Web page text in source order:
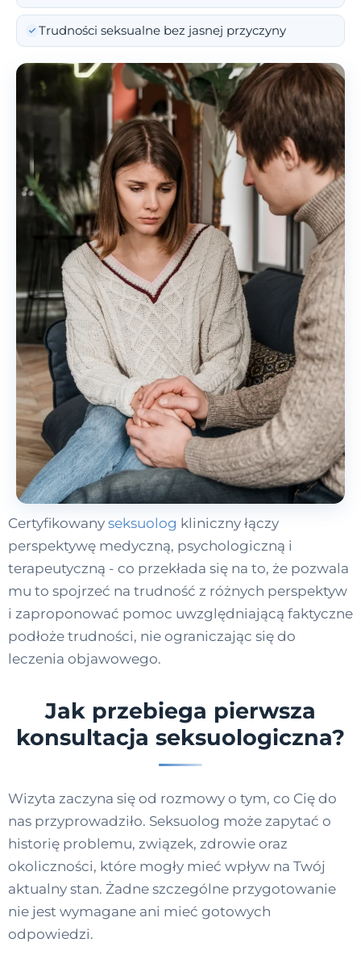
Trudności seksualne bez jasnej przyczyny
Certyfikowany seksuolog kliniczny łączy
perspektywę medyczną, psychologiczną i
terapeutyczną - co przekłada się na to, że pozwala
mu to spojrzeć na trudność z różnych perspektyw
i zaproponować pomoc uwzględniającą faktyczne
podłoże trudności, nie ograniczając się do
leczenia objawowego.
Jak przebiega pierwsza
konsultacja seksuologiczna?
Wizyta zaczyna się od rozmowy o tym, co Cię do
nas przyprowadziło. Seksuolog może zapytać o
historię problemu, związek, zdrowie oraz
okoliczności, które mogły mieć wpływ na Twój
aktualny stan. Żadne szczególne przygotowanie
nie jest wymagane ani mieć gotowych
odpowiedzi.